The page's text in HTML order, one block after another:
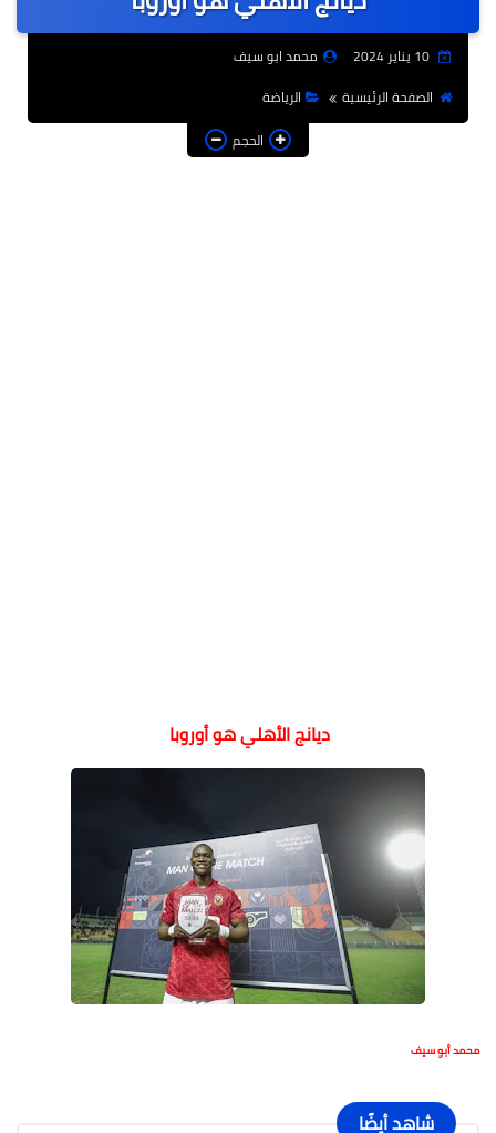
فن
10 يناير 2024
محمد ابو سيف
الصفحة الرئيسية
الرياضة
الحجم
ديانج الأهلي هو أوروبا
محمد أبو سيف
شاهد أيضًا